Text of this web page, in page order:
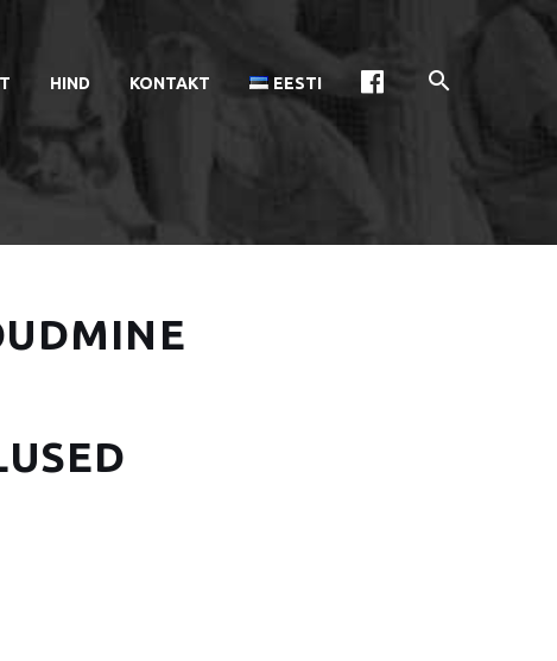
HIND KONTAKT EESTI